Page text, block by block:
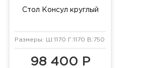
Стол Консул круглый
Размеры: Ш:1170 Г:1170 В:750 мм
98 400 Р